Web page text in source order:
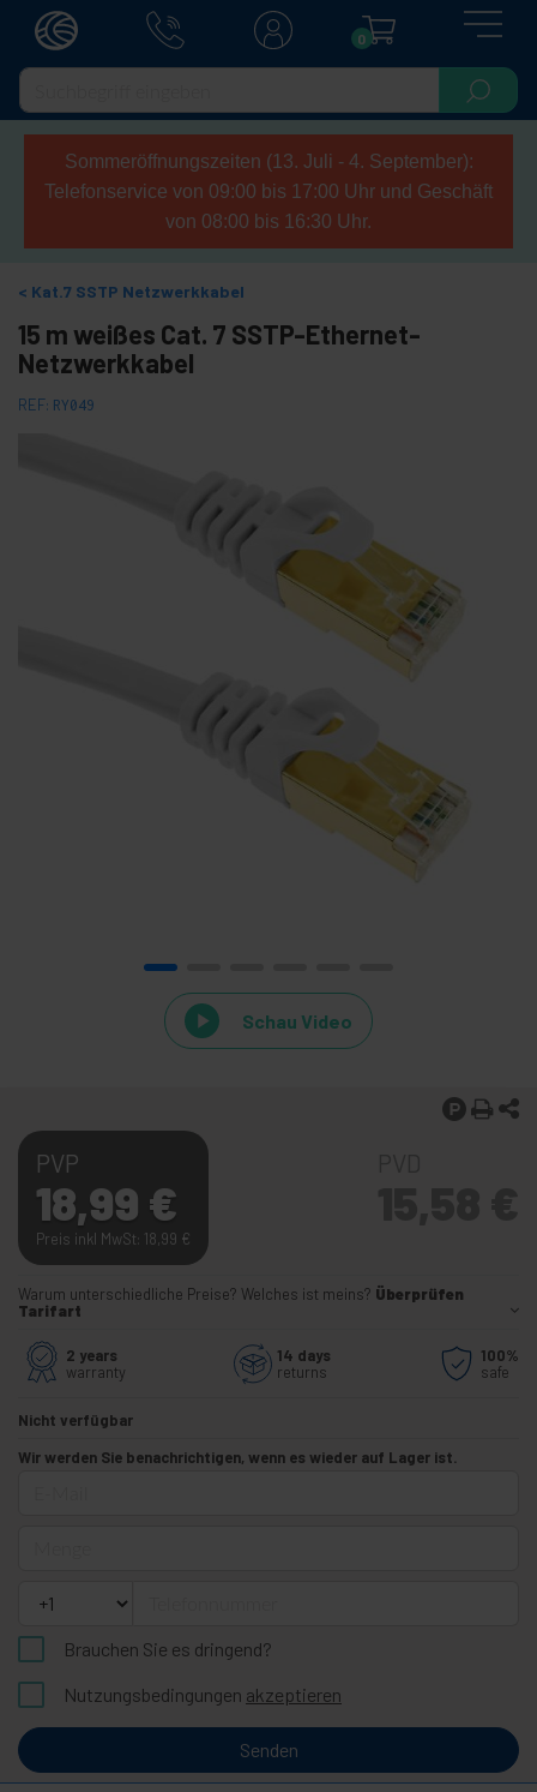
0
Sommeröffnungszeiten (13. Juli - 4. September):
Telefonservice von 09:00 bis 17:00 Uhr und Geschäft
von 08:00 bis 16:30 Uhr.
Kat.7 SSTP Netzwerkkabel
15 m weißes Cat. 7 SSTP-Ethernet-
Netzwerkkabel
REF: RY049
Schau Video
PVP
18,99 €
Preis inkl MwSt: 18,99 €
Warum unterschiedliche Preise? Welches ist meins? Überprüfen
Tarifart
2 years
warranty
14 days
returns
100%
safe
Nicht verfügbar
Wir werden Sie benachrichtigen, wenn es wieder auf Lager ist.
Brauchen Sie es dringend?
Nutzungsbedingungen akzeptieren
Senden